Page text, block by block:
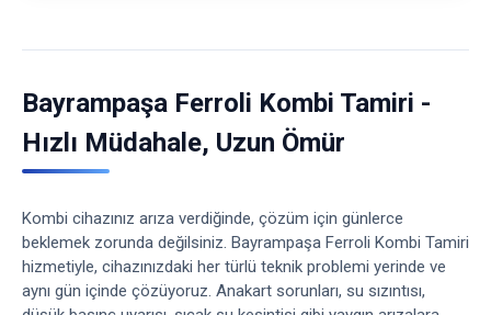
Bayrampaşa Ferroli Kombi Tamiri -
Hızlı Müdahale, Uzun Ömür
Kombi cihazınız arıza verdiğinde, çözüm için günlerce
beklemek zorunda değilsiniz. Bayrampaşa Ferroli Kombi Tamiri
hizmetiyle, cihazınızdaki her türlü teknik problemi yerinde ve
aynı gün içinde çözüyoruz. Anakart sorunları, su sızıntısı,